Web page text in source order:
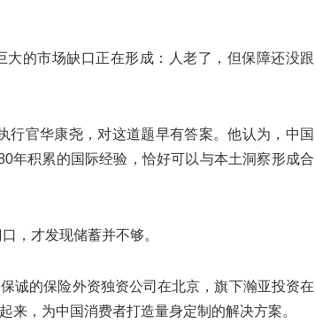
的市场缺口正在形成：人老了，但保障还没跟
官华康尧，对这道题早有答案。他认为，中国
年积累的国际经验，恰好可以与本土洞察形成合
，才发现储蓄并不够。
诚的保险外资独资公司在北京，旗下瀚亚投资在
来，为中国消费者打造量身定制的解决方案。